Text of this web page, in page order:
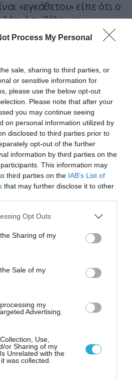
Process My Personal
sale, sharing to third parties, or
or sensitive information for
please use the below opt-out
Please note that after your
you may continue seeing
on personal information utilized by
disclosed to third parties prior to
opt-out of the further
information by third parties on the
This information may
third parties on the IAB’s List of
that may further disclose it to other
app uses one or more Google
usage behaviour. You may click to
and its third-party tags to
purposes in below Google
Opt Outs
Sharing of my
Sale of my
my
Advertising.
Use,
or Sharing of my
Unrelated with the
was collected.
«εγκάθετοι» είπε ότι ο
ό,τι θέλει και
συνωμοσίας ότι
λύσεις.
των πληγέντων
παραγωγή, ενώ«μαζικός
εγκεκριμένο σκεύασμα θα
και μακροχρόνια
κυρίας Καρυστιανού για
την ανάρτησή της ότι η
ο κ.
κρίνεται «απαράδεκτη»
ότι το δικαίωμα στις
κατοχυρωμένο και
Ο εκπρόσωπος επισήμανε
που ”αναγορεύει”
εξετάζει θέσεις ή
να εκτίθεται
κριτική σε όσους
μόνο και μόνο επειδή
κυβέρνηση».
Ανέφερε ότι
λόγω προτάσεων
με αντιπολιτευτικές